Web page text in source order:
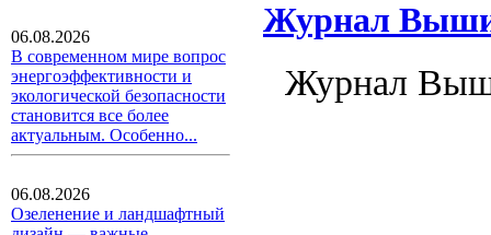
06.08.2026
В современном мире вопрос
энергоэффективности и
экологической безопасности
становится все более
актуальным. Особенно...
06.08.2026
Озеленение и ландшафтный
Журнал
Журнал